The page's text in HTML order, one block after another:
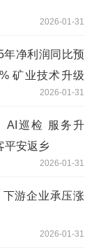
2026-01-31
净利润同比预
矿业技术升级
2026-01-31
AI巡检 服务升
平安返乡
2026-01-31
游企业承压涨
2026-01-31